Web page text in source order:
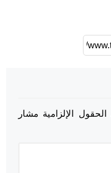
الحقول الإلزامية مشار